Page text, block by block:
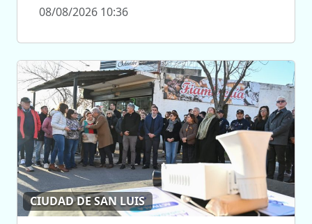
08/08/2026 10:36
CIUDAD DE SAN LUIS